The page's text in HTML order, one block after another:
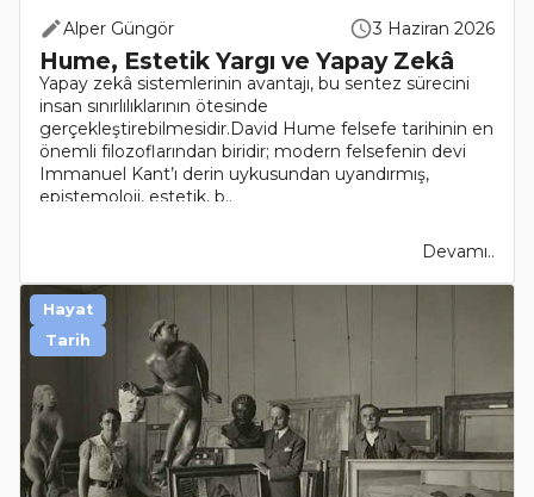
Alper Güngör 3 Haziran 2026
Hume, Estetik Yargı ve Yapay Zekâ
Yapay zekâ sistemlerinin avantajı, bu sentez sürecini
insan sınırlılıklarının ötesinde
gerçekleştirebilmesidir.David Hume felsefe tarihinin en
önemli filozoflarından biridir; modern felsefenin devi
Immanuel Kant’ı derin uykusundan uyandırmış,
epistemoloji, estetik, b..
Devamı..
Hayat
Tarih